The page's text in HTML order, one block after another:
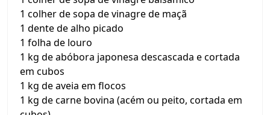
1 colher de sopa de vinagre de maçã
1 dente de alho picado
1 folha de louro
1 kg de abóbora japonesa descascada e cortada
em cubos
1 kg de aveia em flocos
1 kg de carne bovina (acém ou peito, cortada em